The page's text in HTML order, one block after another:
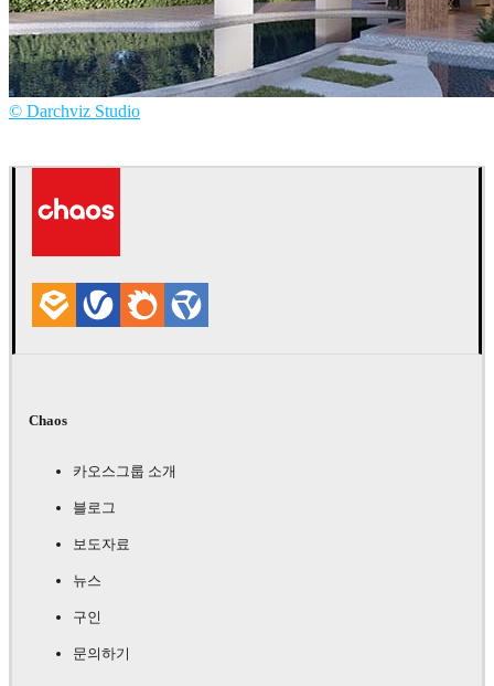
© Darchviz Studio
Chaos
카오스그룹 소개
블로그
보도자료
뉴스
구인
문의하기